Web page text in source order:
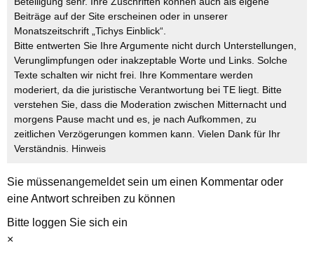
Beiträge auf der Site erscheinen oder in unserer
Monatszeitschrift „Tichys Einblick“.
Bitte entwerten Sie Ihre Argumente nicht durch Unterstellungen,
Verunglimpfungen oder inakzeptable Worte und Links. Solche
Texte schalten wir nicht frei. Ihre Kommentare werden
moderiert, da die juristische Verantwortung bei TE liegt. Bitte
verstehen Sie, dass die Moderation zwischen Mitternacht und
morgens Pause macht und es, je nach Aufkommen, zu
zeitlichen Verzögerungen kommen kann. Vielen Dank für Ihr
Verständnis. Hinweis
Sie müssenangemeldetsein um einen Kommentar oder
eine Antwort schreiben zu können
Bitte loggen Sie sich ein
×